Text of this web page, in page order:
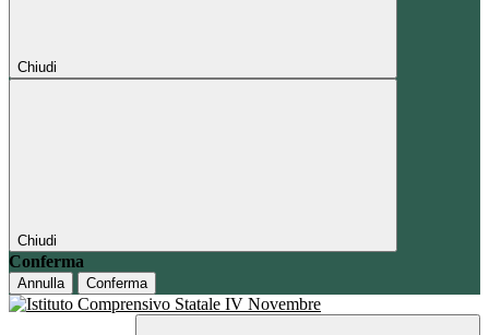
Chiudi
Chiudi
Conferma
Annulla Conferma